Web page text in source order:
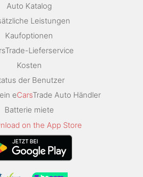
Auto Katalog
Leistungen
Kaufoptionen
Lieferservice
Kosten
der Benutzer
eCarsTrade Auto Händler
Batterie miete